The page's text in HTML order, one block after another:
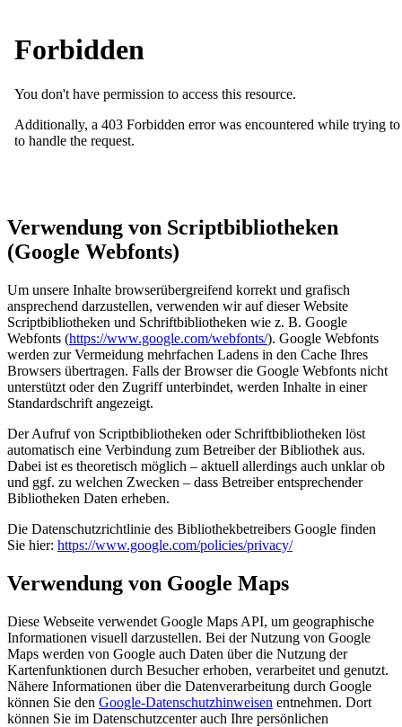
Verwendung von Scriptbibliotheken
(Google Webfonts)
Um unsere Inhalte browserübergreifend korrekt und grafisch
ansprechend darzustellen, verwenden wir auf dieser Website
Scriptbibliotheken und Schriftbibliotheken wie z. B. Google
Webfonts (https://www.google.com/webfonts/). Google Webfonts
werden zur Vermeidung mehrfachen Ladens in den Cache Ihres
Browsers übertragen. Falls der Browser die Google Webfonts nicht
unterstützt oder den Zugriff unterbindet, werden Inhalte in einer
Standardschrift angezeigt.
Der Aufruf von Scriptbibliotheken oder Schriftbibliotheken löst
automatisch eine Verbindung zum Betreiber der Bibliothek aus.
Dabei ist es theoretisch möglich – aktuell allerdings auch unklar ob
und ggf. zu welchen Zwecken – dass Betreiber entsprechender
Bibliotheken Daten erheben.
Die Datenschutzrichtlinie des Bibliothekbetreibers Google finden
Sie hier: https://www.google.com/policies/privacy/
Verwendung von Google Maps
Diese Webseite verwendet Google Maps API, um geographische
Informationen visuell darzustellen. Bei der Nutzung von Google
Maps werden von Google auch Daten über die Nutzung der
Kartenfunktionen durch Besucher erhoben, verarbeitet und genutzt.
Nähere Informationen über die Datenverarbeitung durch Google
können Sie den Google-Datenschutzhinweisen entnehmen. Dort
können Sie im Datenschutzcenter auch Ihre persönlichen